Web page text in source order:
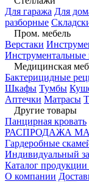
Для гаража Для
разборные
Пром. мебель
Верстаки
Медицинская
Бактерицидные
Шкафы Тумбы
Аптечки Матрасы
Другие товары
Панцирная кровать
РАСПРОДАЖА
Гардеробные
Индивидуальный
Каталог продукции
О компании